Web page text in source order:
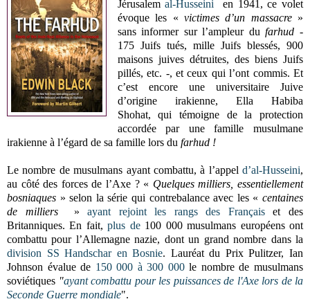
Jérusalemal-Husseini en 1941, ce volet
évoque les « victimes d’un massacre»
sans informer sur l’ampleur dufarhud -
175 Juifs tués, mille Juifs blessés, 900
maisons juives détruites, des biens Juifs
pillés, etc. -, et ceux qui l’ont commis. Et
c’est encore une universitaire Juive
d’origine irakienne, Ella Habiba
Shohat, qui témoigne de la protection
accordée par une famille musulmane
irakienne à l’égard de sa famille lors du farhud !
Le nombre de musulmans ayant combattu, à l’appel d’al-Husseini,
au côté des forces de l’Axe ? « Quelques milliers, essentiellement
bosniaques » selon la série qui contrebalance avec les « centaines
de milliers»ayant rejoint les rangs des Françaiset des
Britanniques. En fait,plus de100 000 musulmans européens ont
combattu pour l’Allemagne nazie, dont un grand nombre dans la
division SS Handschar en Bosnie. Lauréat du Prix Pulitzer, Ian
Johnson évalue de 150 000 à 300 000le nombre de musulmans
soviétiques "ayant combattu pour les puissances de l'Axe lors de la
Seconde Guerre mondiale".